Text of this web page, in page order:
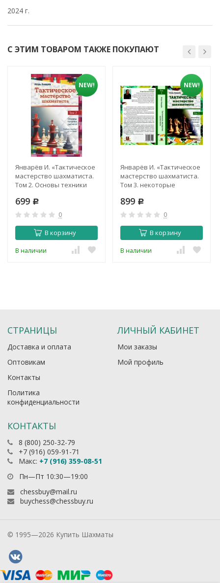
2024 г.
С ЭТИМ ТОВАРОМ ТАКЖЕ ПОКУПАЮТ
NEW!
Январёв И. «Тактическое
мастерство шахматиста.
Том 2. Основы техники
699 Р
0
В корзину
В наличии
NEW!
Январёв И. «Тактическое
мастерство шахматиста.
Том 3. некоторые
899 Р
0
В корзину
В наличии
СТРАНИЦЫ
Доставка и оплата
Оптовикам
Контакты
Политика
конфиденциальности
ЛИЧНЫЙ КАБИНЕТ
Мои заказы
Мой профиль
КОНТАКТЫ
8 (800) 250-32-79
+7 (916) 059-91-71
Макс: +7 (916) 359-08-51
Пн—Пт 10:30—19:00
chessbuy@mail.ru
buychess@chessbuy.ru
© 1995—2026 Купить Шахматы